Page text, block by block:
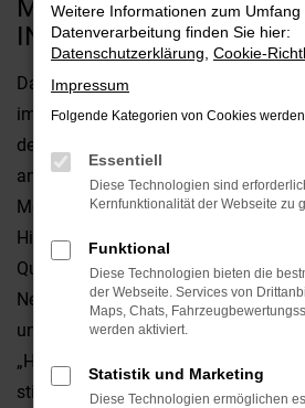
MIT DEM FORD FIESTA
IN NEUMARKT
Das perfekte Fahrzeug für
immer wieder gestellt und offen
der Beantwortung stark auf Ihre
an. Fest steht jedoch, dass der Ford
Mobilität in Neumarkt geeignet ist
Hinsicht überzeugt. Da ist zum einen
Qualität, da sind aber auch die
Neumarkt oder anderswo: ein Ford
und weckt gleich auf den ersten Blick
„Hardfacts“ wie Leistung,
stimmen natürlich ebenfalls und
Weitere Informationen zum Umfang
Datenverarbeitung finden Sie hier:
Datenschutzerklärung Cookie-
Impressum
Folgende Kategorien von Cookies
Essentiell
Diese Technologien sind
Kernfunktionalität der Webseite zu
Funktional
Diese Technologien bieten die
der Webseite. Services von
Maps, Chats,
werden aktiviert.
Statistik und Marketing
Diese Technologien ermöglichen